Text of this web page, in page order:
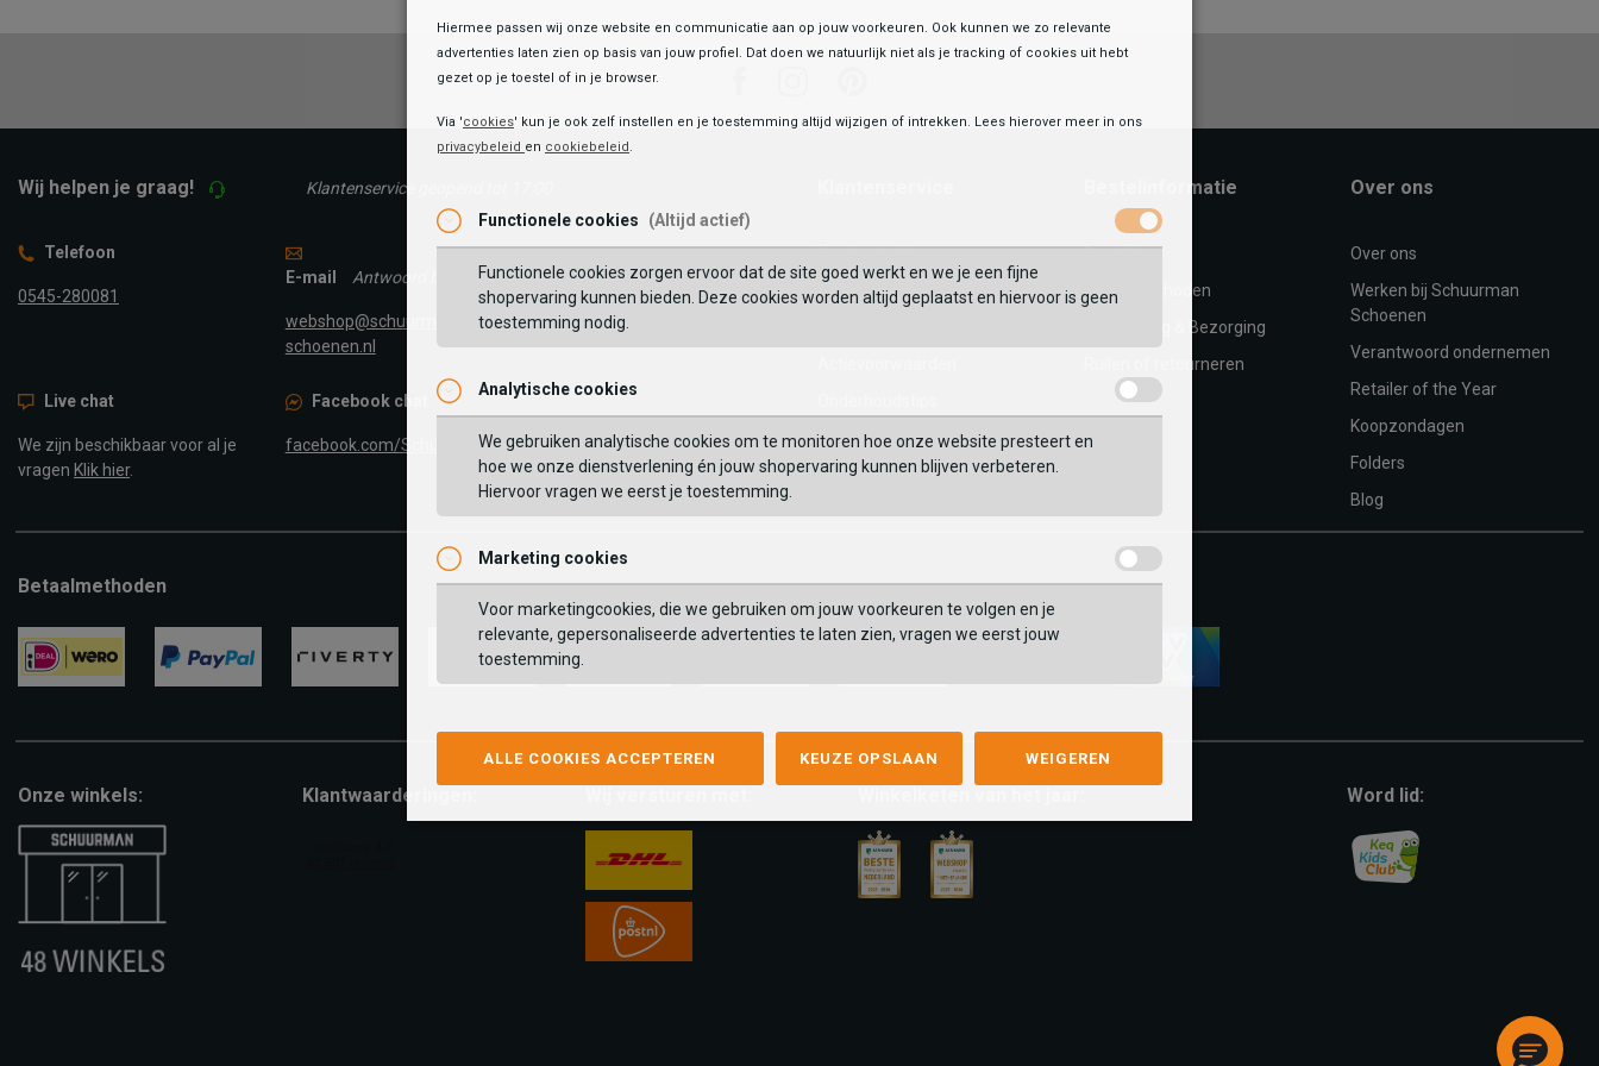
Wij helpen je graag! Klantenservice geopend tot 17:00
Telefoon
0545-280081
E-mail Antwoord binnen 24 uur
webshop@schuurman-
schoenen.nl
Facebook chat
facebook.com/SchuurmanSchoenen
Live chat
We zijn beschikbaar voor al je
vragen Klik hier.
Mijn Account
Maattabel
Contact
Bestelinformatie
Betaalmethoden
Verzending & Bezorging
Ruilen of retourneren
Over ons
Over ons
Werken bij Schuurman
Schoenen
Verantwoord ondernemen
Retailer of the Year
Koopzondagen
Folders
Blog
Betaalmethoden
Onze winkels: Klantwaarderingen: Word lid:
Hiermee passen wij onze website en communicatie aan op jouw voorkeuren. Ook kunnen we zo relevante
advertenties laten zien op basis van jouw profiel. Dat doen we natuurlijk niet als je tracking of cookies uit hebt
gezet op je toestel of in je browser.
Via 'cookies' kun je ook zelf instellen en je toestemming altijd wijzigen of intrekken. Lees hierover meer in ons
privacybeleid en cookiebeleid.
Functionele cookies (Altijd actief)
Functionele cookies zorgen ervoor dat de site goed werkt en we je een fijne
shopervaring kunnen bieden. Deze cookies worden altijd geplaatst en hiervoor is geen
toestemming nodig.
Analytische cookies
We gebruiken analytische cookies om te monitoren hoe onze website presteert en
hoe we onze dienstverlening én jouw shopervaring kunnen blijven verbeteren.
Hiervoor vragen we eerst je toestemming.
Marketing cookies
Voor marketingcookies, die we gebruiken om jouw voorkeuren te volgen en je
relevante, gepersonaliseerde advertenties te laten zien, vragen we eerst jouw
toestemming.
ALLE COOKIES ACCEPTEREN KEUZE OPSLAAN WEIGEREN